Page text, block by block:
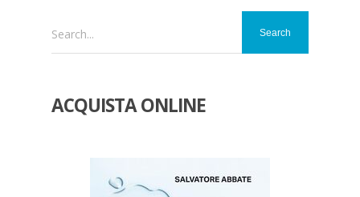
Search...
ACQUISTA ONLINE